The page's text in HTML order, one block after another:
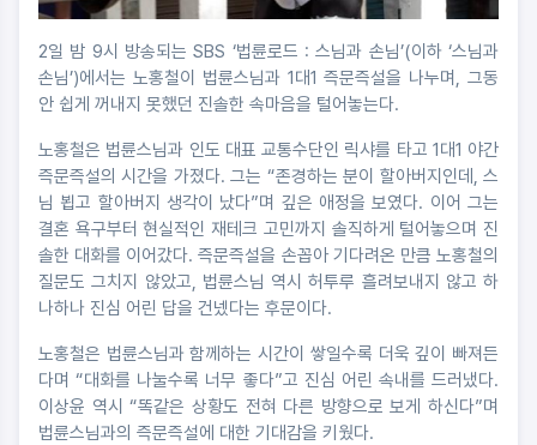
2일 밤 9시 방송되는 SBS ‘법륜로드 : 스님과 손님’(이하 ‘스님과
손님’)에서는 노홍철이 법륜스님과 1대1 즉문즉설을 나누며, 그동
안 쉽게 꺼내지 못했던 진솔한 속마음을 털어놓는다.
노홍철은 법륜스님과 인도 대표 교통수단인 릭샤를 타고 1대1 야간
즉문즉설의 시간을 가졌다. 그는 “존경하는 분이 할아버지인데, 스
님 뵙고 할아버지 생각이 났다”며 깊은 애정을 보였다. 이어 그는
결혼 욕구부터 현실적인 재테크 고민까지 솔직하게 털어놓으며 진
솔한 대화를 이어갔다. 즉문즉설을 손꼽아 기다려온 만큼 노홍철의
질문도 그치지 않았고, 법륜스님 역시 허투루 흘려보내지 않고 하
나하나 진심 어린 답을 건넸다는 후문이다.
노홍철은 법륜스님과 함께하는 시간이 쌓일수록 더욱 깊이 빠져든
다며 “대화를 나눌수록 너무 좋다”고 진심 어린 속내를 드러냈다.
이상윤 역시 “똑같은 상황도 전혀 다른 방향으로 보게 하신다”며
법륜스님과의 즉문즉설에 대한 기대감을 키웠다.